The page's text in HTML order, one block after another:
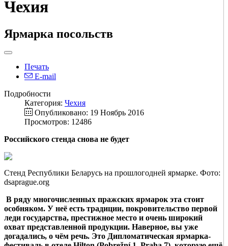
Чехия
Ярмарка посольств
Печать
E-mail
Подробности
Категория: Чехия
Опубликовано: 19 Ноябрь 2016
Просмотров: 12486
Российского стенда снова не будет
Стенд Республики Беларусь на прошлогодней ярмарке. Фото:
dsaprague.org
В ряду многочисленных пражских ярмарок эта стоит
особняком. У неё есть традиции, покровительство первой
леди государства, престижное место и очень широкий
охват представленной продукции. Наверное, вы уже
догадались, о чём речь. Это Дипломатическая ярмарка-